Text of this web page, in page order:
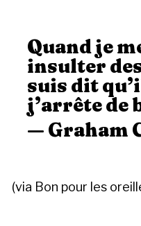
Quand je
insulter
suis dit
j’arrête de
— Graham
(via Bon pour les